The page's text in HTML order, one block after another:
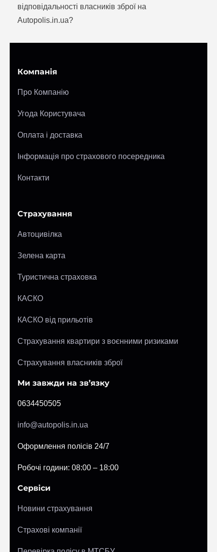
відповідальності власників зброї на
Autopolis.in.ua?
Компанія
Про Компанію
Угода Користувача
Оплата і доставка
Інформація про страхового посередника
Контакти
Страхування
Автоцивілка
Зелена карта
Туристична страховка
КАСКО
КАСКО від прильотів
Страхування квартири з воєнними ризиками
Страхування власників зброї
Ми завжди на зв’язку
0634450505
info@autopolis.in.ua
Оформлення полісів 24/7
Робочі години: 08:00 – 18:00
Сервіси
Новини страхування
Страхові компанії